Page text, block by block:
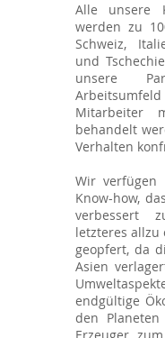
Alle unsere
werden zu
Schweiz,
und
unsere
Mitarbeiter
behandelt
Verhalten
Wir verfügen
Know-how,
verbessert
letzteres allzu
geopfert, da
Asien
endgültige
den